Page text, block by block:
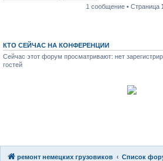
1 сообщение • Страница 1
КТО СЕЙЧАС НА КОНФЕРЕНЦИИ
Сейчас этот форум просматривают: нет
гостей
ремонт немецких грузовиков Список